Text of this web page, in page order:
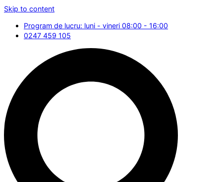
Skip to content
Program de lucru: luni - vineri 08:00 - 16:00
0247 459 105